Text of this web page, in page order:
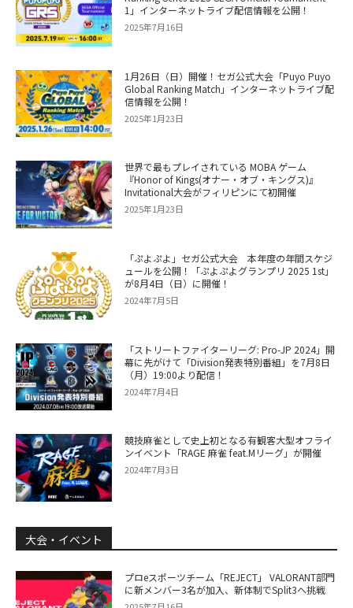
1」インターネットライブ配信情報を公開！
2025年7月16日
1月26日（日）開催！セガ公式大会「Puyo Puyo
Global Ranking Match」インターネットライブ配
信情報を公開！
2025年1月23日
世界で最もプレイされている MOBA ゲーム
『Honor of Kings(オナー・オブ・キングス)』
Invitational大会がフィリピンにて初開催
2025年1月23日
「ぷよぷよ」セガ公式大会 本年度の年間スケジ
ュールを公開！「ぷよぷよグランプリ 2025 1st」
が8月4日（日）に開催！
2024年7月5日
「ストリートファイターリーグ: Pro-JP 2024」開
幕に先がけて「Division発表特別番組」を7月8日
（月）19:00より配信！
2024年7月4日
競技麻雀として史上初となる有観客大型オフライ
ンイベント「RAGE 麻雀 feat.Mリーグ」が開催
2024年7月3日
大会・イベント
プロeスポーツチーム「REJECT」 VALORANT部門
に新メンバー3名が加入、新体制でSplit3へ挑戦